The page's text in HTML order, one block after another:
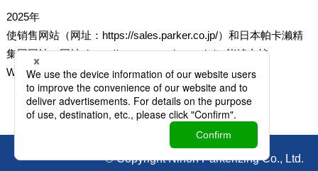
2025年
使销售网站（网址：https://sales.parker.co.jp/）和日本帕卡濑精
集团网站（网址: https://npgroup.parker.co.jp/）能够支持
WCAG2.0 AA级的质量标准
© Copyright Nihon Parkerizing Co., Ltd.